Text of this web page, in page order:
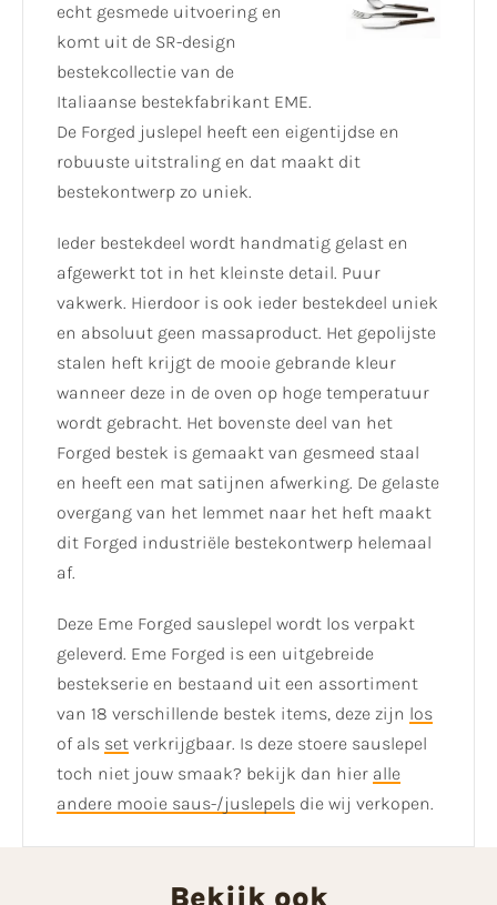
echt gesmede uitvoering en
komt uit de SR-design
bestekcollectie van de
Italiaanse bestekfabrikant EME.
De Forged juslepel heeft een eigentijdse en
robuuste uitstraling en dat maakt dit
bestekontwerp zo uniek.
Ieder bestekdeel wordt handmatig gelast en
afgewerkt tot in het kleinste detail. Puur
vakwerk. Hierdoor is ook ieder bestekdeel uniek
en absoluut geen massaproduct. Het gepolijste
stalen heft krijgt de mooie gebrande kleur
wanneer deze in de oven op hoge temperatuur
wordt gebracht. Het bovenste deel van het
Forged bestek is gemaakt van gesmeed staal
en heeft een mat satijnen afwerking. De gelaste
overgang van het lemmet naar het heft maakt
dit Forged industriële bestekontwerp helemaal
af.
Deze Eme Forged sauslepel wordt los verpakt
geleverd. Eme Forged is een uitgebreide
bestekserie en bestaand uit een assortiment
van 18 verschillende bestek items, deze zijn los
of als set verkrijgbaar. Is deze stoere sauslepel
toch niet jouw smaak? bekijk dan hier alle
andere mooie saus-/juslepels die wij verkopen.
Bekijk ook